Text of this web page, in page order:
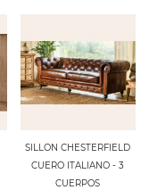
SILLON CHESTERFIELD
CUERO ITALIANO - 3
CUERPOS